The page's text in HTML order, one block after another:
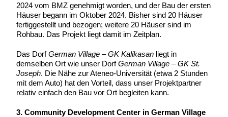
2024 vom BMZ genehmigt worden, und der Bau der ersten
Häuser begann im Oktober 2024. Bisher sind 20 Häuser
fertiggestellt und bezogen; weitere 20 Häuser sind im
Rohbau. Das Projekt liegt damit im Zeitplan.
Das DorfGerman Village – GK Kalikasan liegt in
demselben Ort wie unser DorfGerman Village – GK St.
Joseph. Die Nähe zur Ateneo-Universität (etwa 2 Stunden
mit dem Auto) hat den Vorteil, dass unser Projektpartner
relativ einfach den Bau vor Ort begleiten kann.
3. Community Development Center in German Village